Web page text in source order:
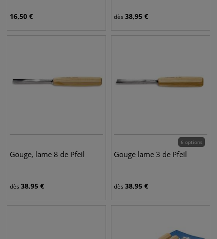
16,50 € dès 38,95 €
Gouge, lame 8 de Pfeil
dès 38,95 €
6 options
Gouge lame 3 de Pfeil
dès 38,95 €